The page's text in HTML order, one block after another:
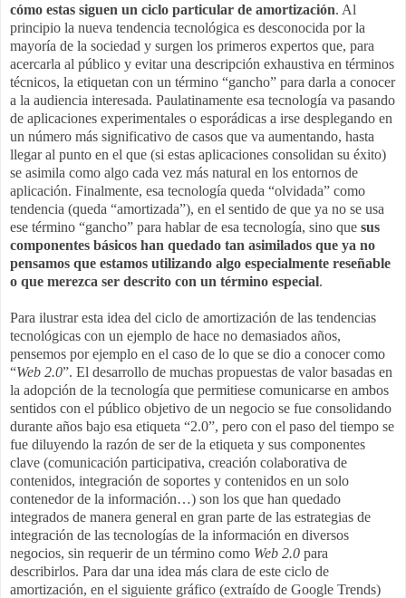
cómo estas siguen un ciclo particular de amortización. Al
principio la nueva tendencia tecnológica es desconocida por la
mayoría de la sociedad y surgen los primeros expertos que, para
acercarla al público y evitar una descripción exhaustiva en términos
técnicos, la etiquetan con un término “gancho” para darla a conocer
a la audiencia interesada. Paulatinamente esa tecnología va pasando
de aplicaciones experimentales o esporádicas a irse desplegando en
un número más significativo de casos que va aumentando, hasta
llegar al punto en el que (si estas aplicaciones consolidan su éxito)
se asimila como algo cada vez más natural en los entornos de
aplicación. Finalmente, esa tecnología queda “olvidada” como
tendencia (queda “amortizada”), en el sentido de que ya no se usa
ese término “gancho” para hablar de esa tecnología, sino que sus
componentes básicos han quedado tan asimilados que ya no
pensamos que estamos utilizando algo especialmente reseñable
o que merezca ser descrito con un término especial.
Para ilustrar esta idea del ciclo de amortización de las tendencias
tecnológicas con un ejemplo de hace no demasiados años,
pensemos por ejemplo en el caso de lo que se dio a conocer como
“Web 2.0”. El desarrollo de muchas propuestas de valor basadas en
la adopción de la tecnología que permitiese comunicarse en ambos
sentidos con el público objetivo de un negocio se fue consolidando
durante años bajo esa etiqueta “2.0”, pero con el paso del tiempo se
fue diluyendo la razón de ser de la etiqueta y sus componentes
clave (comunicación participativa, creación colaborativa de
contenidos, integración de soportes y contenidos en un solo
contenedor de la información…) son los que han quedado
integrados de manera general en gran parte de las estrategias de
integración de las tecnologías de la información en diversos
negocios, sin requerir de un término como Web 2.0 para
describirlos. Para dar una idea más clara de este ciclo de
amortización, en el siguiente gráfico (extraído de Google Trends)